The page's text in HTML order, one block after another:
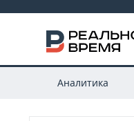
Аналитика